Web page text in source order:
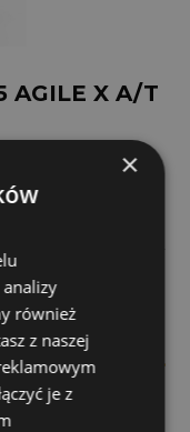
AGILE X A/T
×
również
z naszej
je z